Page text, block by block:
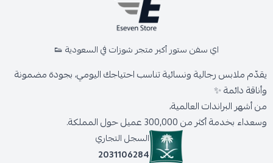
اي سفن ستور أكبر متجر شوزات في السعودية 👟
يقدّم ملابس رجالية ونسائية تناسب احتياجك اليومي، بجودة مضمونة
وأناقة دائمة ✨
من أشهر البراندات العالمية،
وسعداء بخدمة أكثر من 300,000 عميل حول المملكة.
السجل التجاري
2031106284